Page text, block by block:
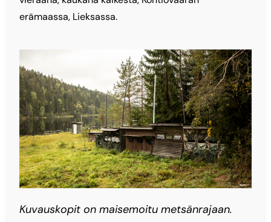
erämaassa, Lieksassa.
Kuvauskopit on maisemoitu metsänrajaan.